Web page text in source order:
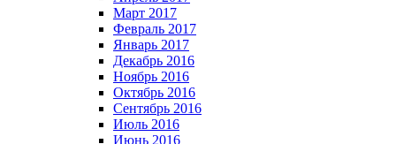
Март 2017
Февраль 2017
Январь 2017
Декабрь 2016
Ноябрь 2016
Октябрь 2016
Сентябрь 2016
Июль 2016
Июнь 2016